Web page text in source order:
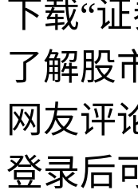
下载“
了解股
网友评
登录后